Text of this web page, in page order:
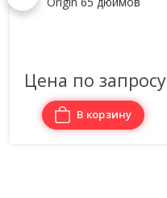
Цена по запросу
В корзину